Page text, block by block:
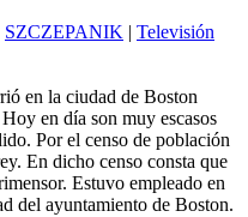
SZCZEPANIK | Televisión
en la ciudad de Boston
en día son muy escasos
Por el censo de población
En dicho censo consta que
Estuvo empleado en
del ayuntamiento de Boston.